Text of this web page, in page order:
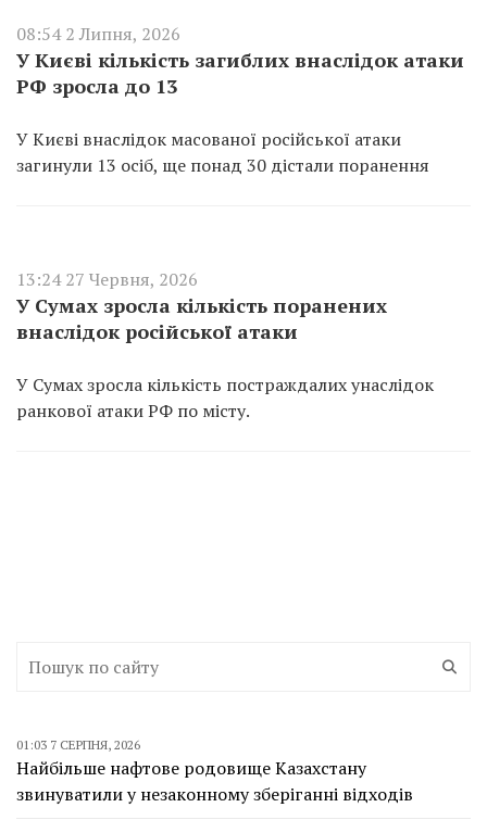
08:54 2 Липня, 2026
У Києві кількість загиблих внаслідок атаки
РФ зросла до 13
У Києві внаслідок масованої російської атаки
загинули 13 осіб, ще понад 30 дістали поранення
13:24 27 Червня, 2026
У Сумах зросла кількість поранених
внаслідок російської атаки
У Сумах зросла кількість постраждалих унаслідок
ранкової атаки РФ по місту.
01:03 7 СЕРПНЯ, 2026
Найбільше нафтове родовище Казахстану
звинуватили у незаконному зберіганні відходів